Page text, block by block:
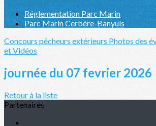
Réglementation Parc Marin
Parc Marin Cerbère-Banyuls
Concours pêcheurs extérieurs Photos des
et Vidéos
journée du 07 fevrier 2026
Retour à la liste
Partenaires